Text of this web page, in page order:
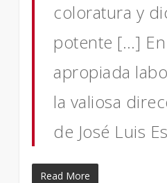
coloratura y
potente […]
apropiada
la valiosa
de José Luis
Read More